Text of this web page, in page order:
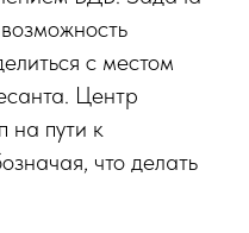
с местом
Центр
на пути к
что делать